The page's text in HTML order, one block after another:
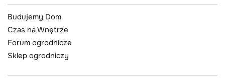
Budujemy Dom
Czas na Wnętrze
Forum ogrodnicze
Sklep ogrodniczy